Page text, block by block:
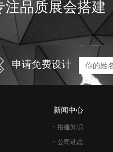
注品质展会搭建
申请免费设计
新闻中心
搭建知识
公司动态